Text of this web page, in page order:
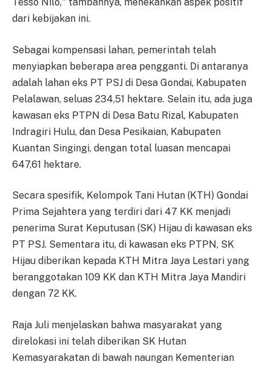
dari kebijakan ini.
Sebagai kompensasi lahan, pemerintah telah
menyiapkan beberapa area pengganti. Di antaranya
adalah lahan eks PT PSJ di Desa Gondai, Kabupaten
Pelalawan, seluas 234,51 hektare. Selain itu, ada juga
kawasan eks PTPN di Desa Batu Rizal, Kabupaten
Indragiri Hulu, dan Desa Pesikaian, Kabupaten
Kuantan Singingi, dengan total luasan mencapai
647,61 hektare.
Secara spesifik, Kelompok Tani Hutan (KTH) Gondai
Prima Sejahtera yang terdiri dari 47 KK menjadi
penerima Surat Keputusan (SK) Hijau di kawasan eks
PT PSJ. Sementara itu, di kawasan eks PTPN, SK
Hijau diberikan kepada KTH Mitra Jaya Lestari yang
beranggotakan 109 KK dan KTH Mitra Jaya Mandiri
dengan 72 KK.
Raja Juli menjelaskan bahwa masyarakat yang
direlokasi ini telah diberikan SK Hutan
Kemasyarakatan di bawah naungan Kementerian